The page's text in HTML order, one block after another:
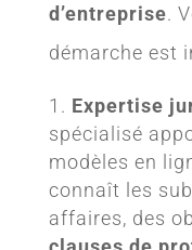
d’entreprise.
démarche est
Expertise
spécialisé
modèles en
connaît les
affaires, des